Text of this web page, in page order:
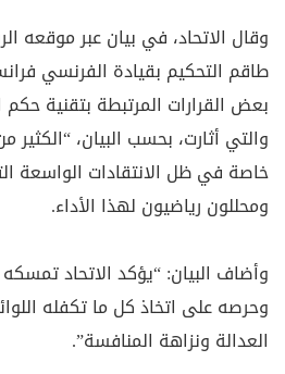
وقال الاتحاد، في بيان عبر موقعه
طاقم التحكيم بقيادة الفرنسي
والتي أثارت، بحسب البيان، “الكثير
خاصة في ظل الانتقادات الواسعة
ومحللون رياضيون لهذا الأداء.
وأضاف البيان: “يؤكد الاتحاد
وحرصه على اتخاذ كل ما تكفله
العدالة ونزاهة المنافسة”.